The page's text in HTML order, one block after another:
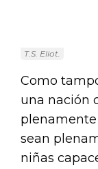
T.S. Eliot.
Como
una nación
plenamente
sean
niñas